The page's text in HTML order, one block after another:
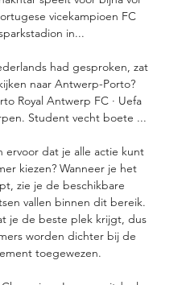
vicekampioen FC
in...
had gesproken, zat
naar Antwerp-Porto?
Royal Antwerp FC · Uefa
Student vecht boete ...
ervoor dat je alle actie kunt
kiezen? Wanneer je het
zie je de beschikbare
vallen binnen dit bereik.
je de beste plek krijgt, dus
worden dichter bij de
toegewezen.